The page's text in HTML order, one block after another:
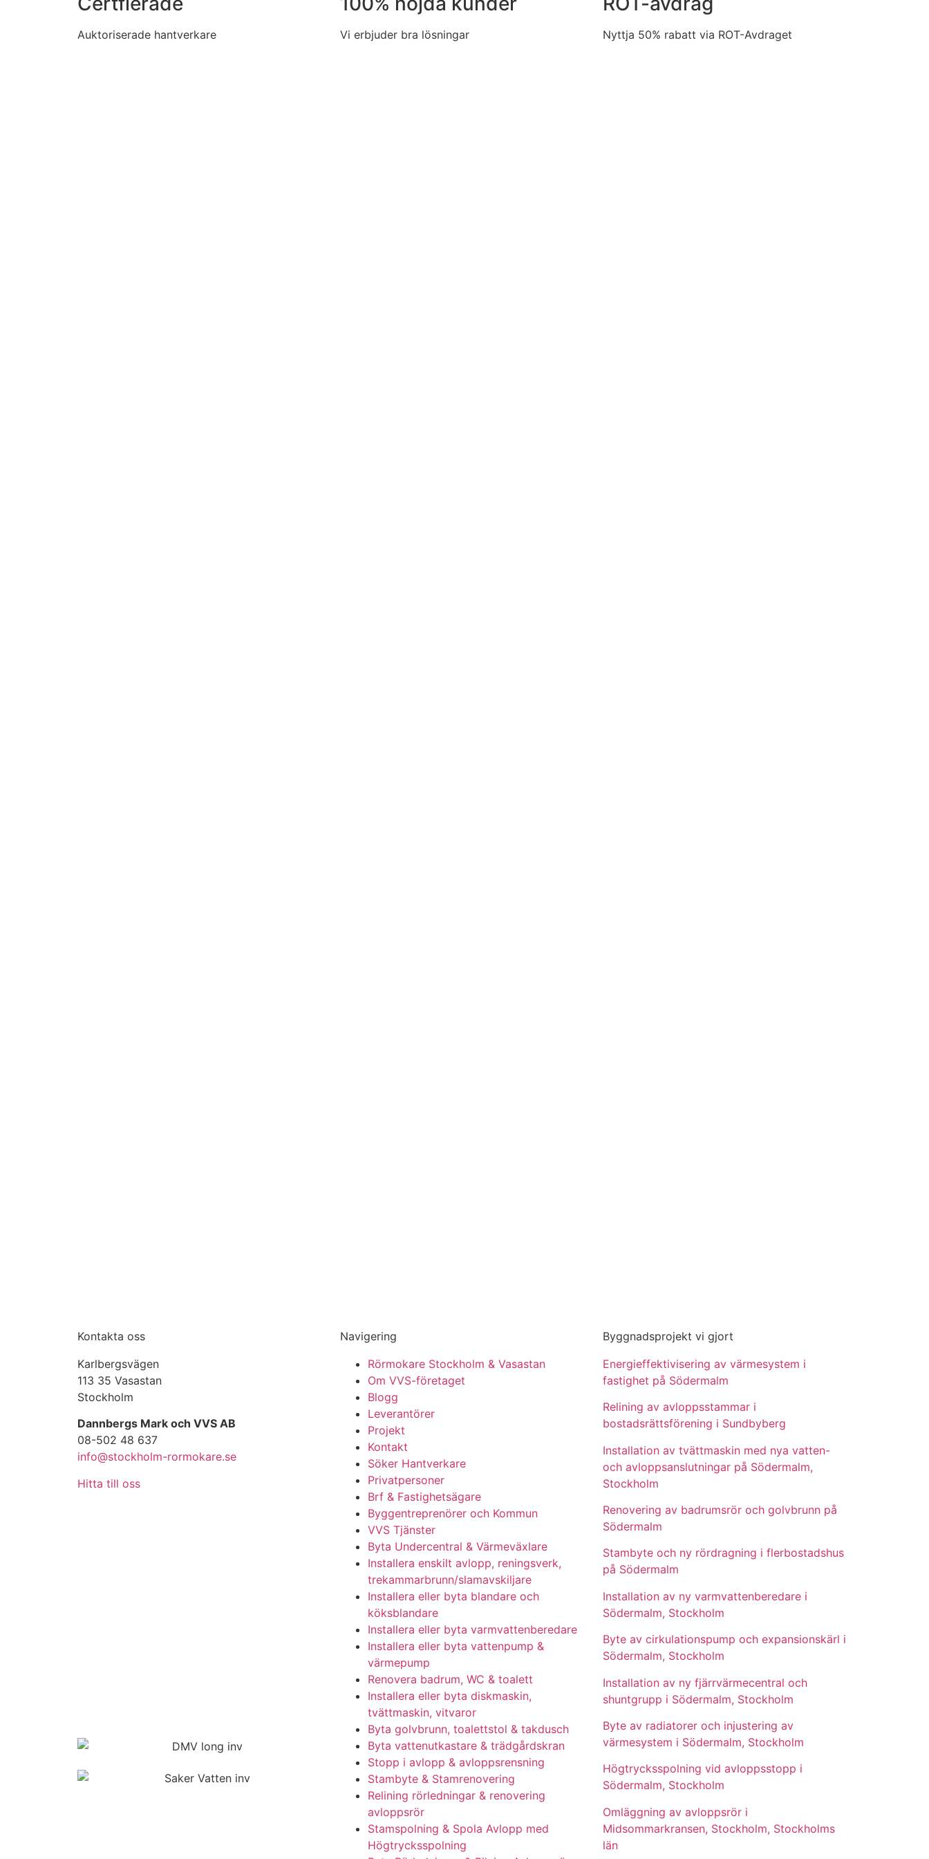
Auktoriserade hantverkare Vi erbjuder bra lösningar Nyttja 50% rabatt via ROT-Avdraget
Kontakta oss
Karlbergsvägen
113 35 Vasastan
Stockholm
Dannbergs Mark och VVS AB
08-502 48 637
info@stockholm-rormokare.se
Hitta till oss
Navigering
Rörmokare Stockholm & Vasastan
Om VVS-företaget
Blogg
Leverantörer
Projekt
Kontakt
Söker Hantverkare
Privatpersoner
Brf & Fastighetsägare
Byggentreprenörer och Kommun
VVS Tjänster
Byta Undercentral & Värmeväxlare
Installera enskilt avlopp, reningsverk,
trekammarbrunn/slamavskiljare
Installera eller byta blandare och
köksblandare
Installera eller byta varmvattenberedare
Installera eller byta vattenpump &
värmepump
Renovera badrum, WC & toalett
Installera eller byta diskmaskin,
tvättmaskin, vitvaror
Byta golvbrunn, toalettstol & takdusch
Byta vattenutkastare & trädgårdskran
Stopp i avlopp & avloppsrensning
Stambyte & Stamrenovering
Relining rörledningar & renovering
avloppsrör
Stamspolning & Spola Avlopp med
Högtrycksspolning
Byggnadsprojekt vi gjort
Energieffektivisering av värmesystem i
fastighet på Södermalm
Relining av avloppsstammar i
bostadsrättsförening i Sundbyberg
Installation av tvättmaskin med nya vatten-
och avloppsanslutningar på Södermalm,
Stockholm
Renovering av badrumsrör och golvbrunn på
Södermalm
Stambyte och ny rördragning i flerbostadshus
på Södermalm
Installation av ny varmvattenberedare i
Södermalm, Stockholm
Byte av cirkulationspump och expansionskärl i
Södermalm, Stockholm
Installation av ny fjärrvärmecentral och
shuntgrupp i Södermalm, Stockholm
Byte av radiatorer och injustering av
värmesystem i Södermalm, Stockholm
Högtrycksspolning vid avloppsstopp i
Södermalm, Stockholm
Omläggning av avloppsrör i
Midsommarkransen, Stockholm, Stockholms
län